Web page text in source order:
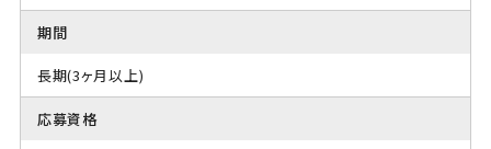
期間
長期(3ヶ月以上)
応募資格